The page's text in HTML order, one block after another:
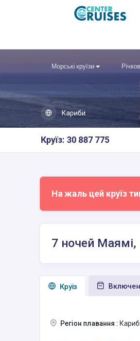
Морські круїзи
Кариби
Круїз: 30 887 775
На жаль цей круїз
7 ночей
Круїз
Регіон плавання :